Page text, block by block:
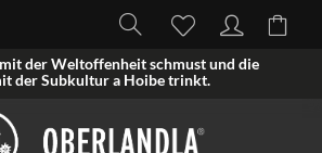
der Weltoffenheit schmust und die
der Subkultur a Hoibe trinkt.